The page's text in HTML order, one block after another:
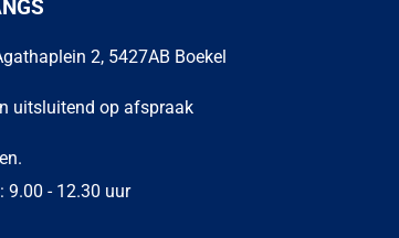
2, 5427AB Boekel
uitsluitend op afspraak
9.00 - 12.30 uur